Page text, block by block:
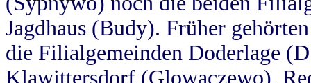
Jagdhaus (Budy). Früher
die Filialgemeinden Doderlage
Klawittersdorf (Glowaczewo),